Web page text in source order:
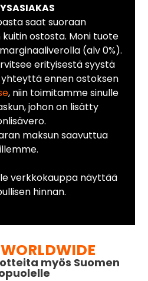
saat suoraan
ostosta. Moni tuote
(alv 0%).
erityisestä syystä
ennen ostoksen
, niin toimitamme sinulle
johon on lisätty
maksun saavuttua
verkkokauppa näyttää
hinnan.
myös Suomen